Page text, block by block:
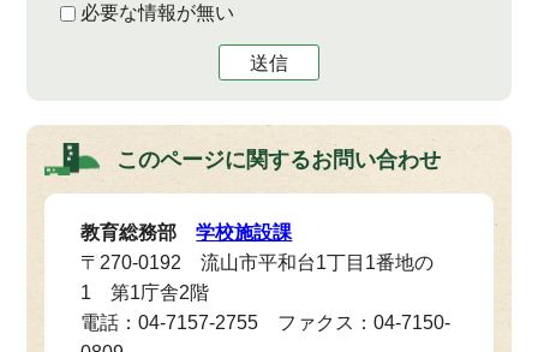
必要な情報が無い
送信
このページに関するお問い合わせ
教育総務部学校施設課
〒270-0192 流山市平和台1丁目1番地の
1 第1庁舎2階
電話：04-7157-2755 ファクス：04-7150-